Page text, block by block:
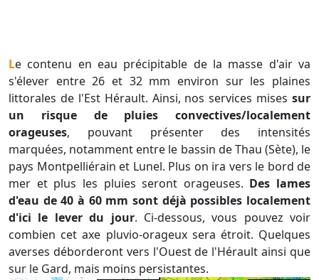
Le contenu en eau précipitable de la masse d'air va
s'élever entre 26 et 32 mm environ sur les plaines
littorales de l'Est Hérault. Ainsi, nos services mises sur
un risque de pluies convectives/localement
orageuses, pouvant présenter des intensités
marquées, notamment entre le bassin de Thau (Sète), le
pays Montpelliérain et Lunel. Plus on ira vers le bord de
mer et plus les pluies seront orageuses. Des lames
d'eau de 40 à 60 mm sont déjà possibles localement
d'ici le lever du jour. Ci-dessous, vous pouvez voir
combien cet axe pluvio-orageux sera étroit. Quelques
averses déborderont vers l'Ouest de l'Hérault ainsi que
sur le Gard, mais moins persistantes.